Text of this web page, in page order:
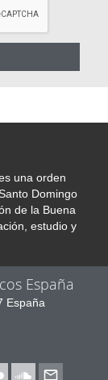
una orden
Domingo
de la Buena
estudio y
España
España